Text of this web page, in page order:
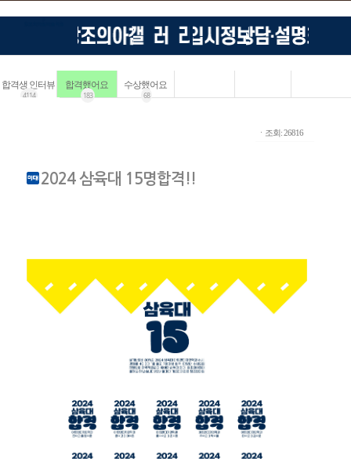
합격생 인터뷰
4114
합격했어요
183
수상했어요
68
ㆍ조회: 26816
2024 삼육대 15명합격!!